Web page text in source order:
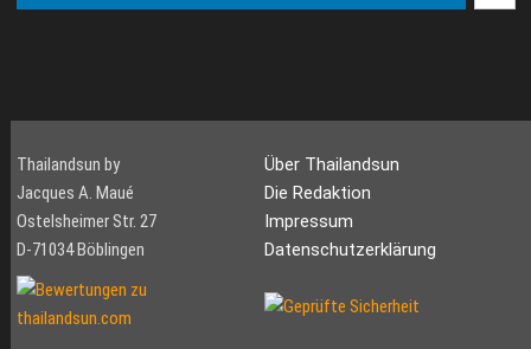
Thailandsun by
Jacques A. Maué
Ostelsheimer Str. 27
D-71034 Böblingen
Über Thailandsun
Die Redaktion
Impressum
Datenschutzerklärung